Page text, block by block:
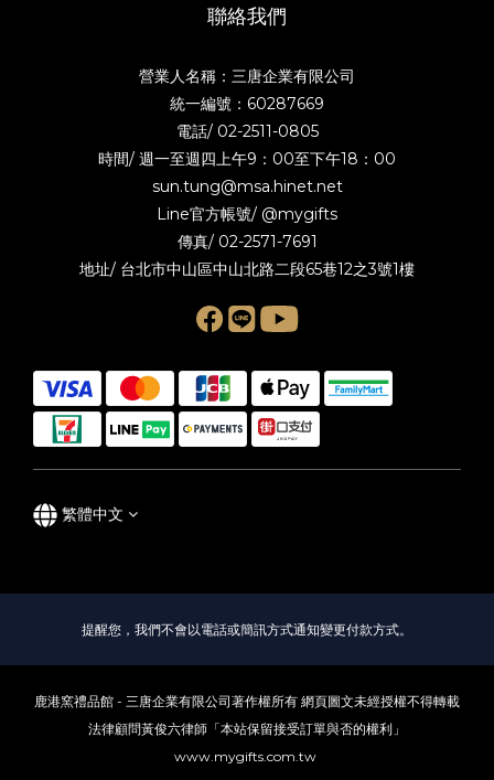
聯絡我們
營業人名稱：三唐企業有限公司
統一編號：60287669
電話/ 02-2511-0805
時間/ 週一至週四上午9：00至下午18：00
sun.tung@msa.hinet.net
Line官方帳號/ @mygifts
傳真/ 02-2571-7691
地址/ 台北市中山區中山北路二段65巷12之3號1樓
繁體中文
提醒您，我們不會以電話或簡訊方式通知變更付款方式。
鹿港窯禮品館 - 三唐企業有限公司著作權所有 網頁圖文未經授權不得轉載
法律顧問黃俊六律師「本站保留接受訂單與否的權利」
www.mygifts.com.tw